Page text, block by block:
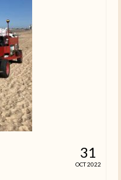
31
OCT 2022